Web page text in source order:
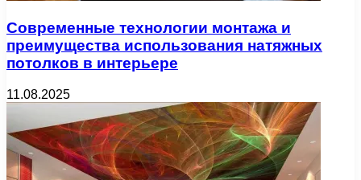
Современные технологии монтажа и
преимущества использования натяжных
потолков в интерьере
11.08.2025